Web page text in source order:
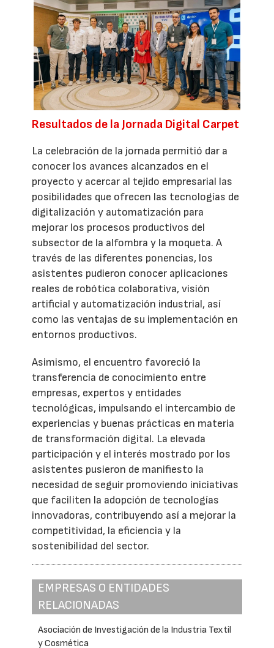
Resultados de la Jornada Digital Carpet
La celebración de la jornada permitió dar a
conocer los avances alcanzados en el
proyecto y acercar al tejido empresarial las
posibilidades que ofrecen las tecnologías de
digitalización y automatización para
mejorar los procesos productivos del
subsector de la alfombra y la moqueta. A
través de las diferentes ponencias, los
asistentes pudieron conocer aplicaciones
reales de robótica colaborativa, visión
artificial y automatización industrial, así
como las ventajas de su implementación en
entornos productivos.
Asimismo, el encuentro favoreció la
transferencia de conocimiento entre
empresas, expertos y entidades
tecnológicas, impulsando el intercambio de
experiencias y buenas prácticas en materia
de transformación digital. La elevada
participación y el interés mostrado por los
asistentes pusieron de manifiesto la
necesidad de seguir promoviendo iniciativas
que faciliten la adopción de tecnologías
innovadoras, contribuyendo así a mejorar la
competitividad, la eficiencia y la
sostenibilidad del sector.
EMPRESAS O ENTIDADES
RELACIONADAS
Asociación de Investigación de la Industria Textil
y Cosmética